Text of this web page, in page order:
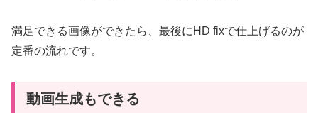
満足できる画像ができたら、最後にHD fixで仕上げるのが
定番の流れです。
動画生成もできる